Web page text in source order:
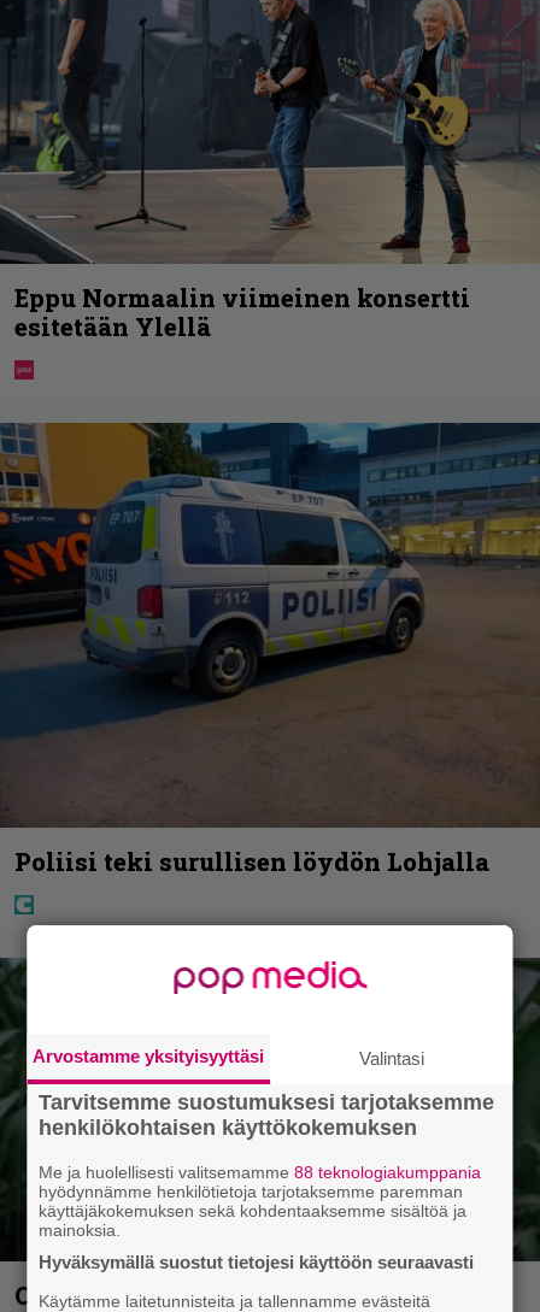
Eppu Normaalin viimeinen konsertti
esitetään Ylellä
Poliisi teki surullisen löydön Lohjalla
Ohjaaja lähti kalppimaan 870 miljoonaa
Arvostamme yksityisyyttäsi Valintasi
Tarvitsemme suostumuksesi tarjotaksemme
henkilökohtaisen käyttökokemuksen
Me ja huolellisesti valitsemamme88 teknologiakumppania
hyödynnämme henkilötietoja tarjotaksemme paremman
käyttäjäkokemuksen sekä kohdentaaksemme sisältöä ja
mainoksia.
Hyväksymällä suostut tietojesi käyttöön seuraavasti
Käytämme laitetunnisteita ja tallennamme evästeitä